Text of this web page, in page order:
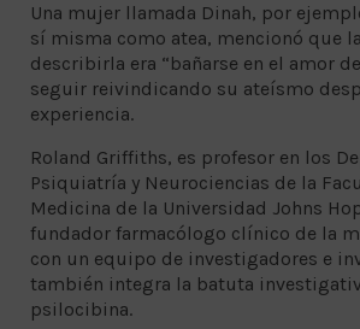
Una mujer llamada Dinah, por
sí misma como atea, mencionó que
describirla era “bañarse en el amor
seguir reivindicando su ateísmo
experiencia.
Roland Griffiths, es profesor en los
Psiquiatría y Neurociencias de la
Medicina de la Universidad Johns
fundador farmacólogo clínico de la
con un equipo de investigadores e
también integra la batuta
psilocibina.